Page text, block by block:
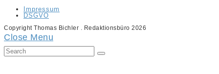
Impressum
DSGVO
Copyright Thomas Bichler . Redaktionsbüro 2026
Close Menu